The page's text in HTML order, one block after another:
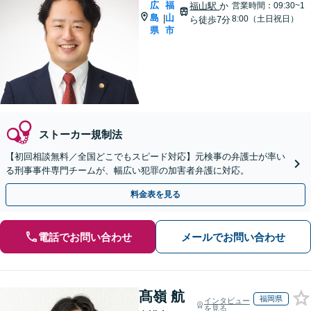
広
島
県
|
福
山
市
福山駅か
ら徒歩7分
営業時間：09:30~1
8:00（土日祝日）
ストーカー規制法
【初回相談無料／全国どこでもスピード対応】元検事の弁護士が率い
る刑事事件専門チームが、幅広い犯罪の加害者弁護に対応。
料金表を見る
電話でお問い合わせ メールでお問い合わせ
髙嶺 航
インタビュー
を見る
福岡県